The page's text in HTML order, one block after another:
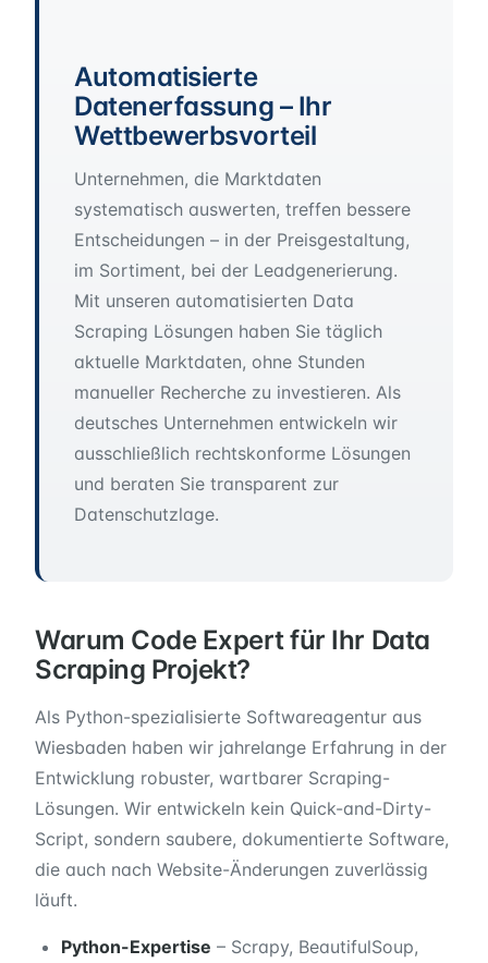
Automatisierte
Datenerfassung – Ihr
Wettbewerbsvorteil
Unternehmen, die Marktdaten
systematisch auswerten, treffen bessere
Entscheidungen – in der Preisgestaltung,
im Sortiment, bei der Leadgenerierung.
Mit unseren automatisierten Data
Scraping Lösungen haben Sie täglich
aktuelle Marktdaten, ohne Stunden
manueller Recherche zu investieren. Als
deutsches Unternehmen entwickeln wir
ausschließlich rechtskonforme Lösungen
und beraten Sie transparent zur
Datenschutzlage.
Warum Code Expert für Ihr Data
Scraping Projekt?
Als Python-spezialisierte Softwareagentur aus
Wiesbaden haben wir jahrelange Erfahrung in der
Entwicklung robuster, wartbarer Scraping-
Lösungen. Wir entwickeln kein Quick-and-Dirty-
Script, sondern saubere, dokumentierte Software,
die auch nach Website-Änderungen zuverlässig
läuft.
Python-Expertise – Scrapy, BeautifulSoup,